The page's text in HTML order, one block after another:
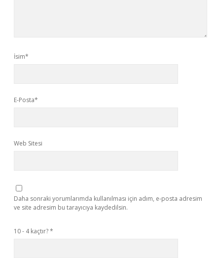
İsim*
E-Posta*
Web Sitesi
Daha sonraki yorumlarımda kullanılması için adım, e-posta adresim
ve site adresim bu tarayıcıya kaydedilsin.
10 - 4 kaçtır?*